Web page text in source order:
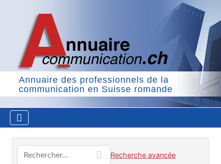
Annuaire des professionnels de la
communication en Suisse romande
Recherche avancée